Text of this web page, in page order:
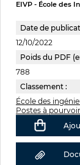
EIVP - École des
Date de
12/10/2022
Poids du PDF
788
Classement :
École des
Postes à pourvoir